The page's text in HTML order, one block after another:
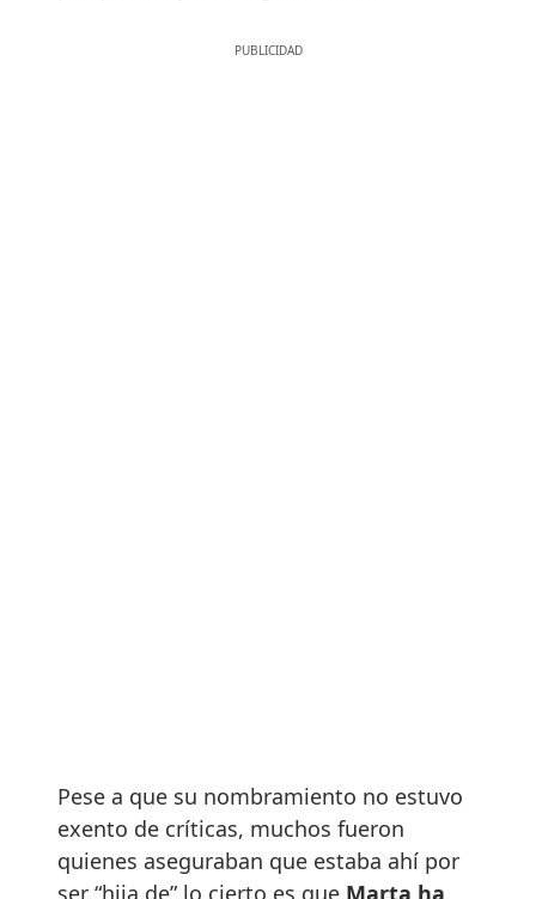
Pese a que su nombramiento no estuvo
exento de críticas, muchos fueron
quienes aseguraban que estaba ahí por
ser “hija de” lo cierto es que Marta ha